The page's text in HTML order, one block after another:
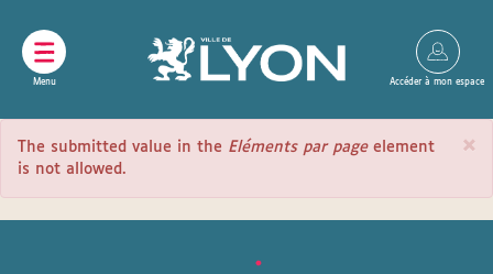
×
MESSAGE
D'ERREUR
The submitted value in the Eléments par pageelement
is not allowed.